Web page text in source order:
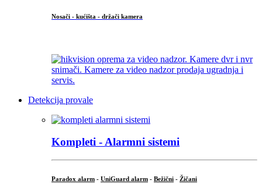
Nosači - kućišta - držači kamera
Detekcija provale
Kompleti - Alarmni sistemi
Paradox alarm - UniGuard alarm - Bežični - Žičani